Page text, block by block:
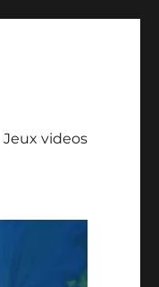
Jeux videos